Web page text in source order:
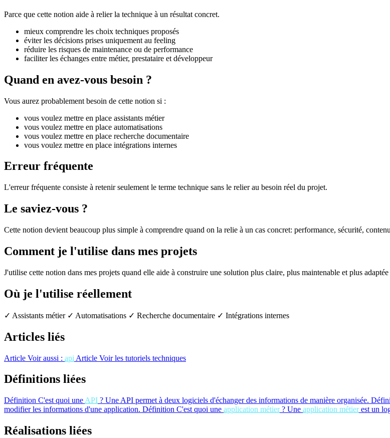
Parce que cette notion aide à relier la technique à un résultat concret.
mieux comprendre les choix techniques proposés
éviter les décisions prises uniquement au feeling
réduire les risques de maintenance ou de performance
faciliter les échanges entre métier, prestataire et développeur
Quand en avez-vous besoin ?
Vous aurez probablement besoin de cette notion si :
vous voulez mettre en place assistants métier
vous voulez mettre en place automatisations
vous voulez mettre en place recherche documentaire
vous voulez mettre en place intégrations internes
Erreur fréquente
L'erreur fréquente consiste à retenir seulement le terme technique sans le relier au besoin réel du projet.
Le saviez-vous ?
Cette notion devient beaucoup plus simple à comprendre quand on la relie à un cas concret: performance, sécurité,
Comment je l'utilise dans mes projets
J'utilise cette notion dans mes projets quand elle aide à construire une solution plus claire, plus maintenable et plus
Où je l'utilise réellement
✓ Assistants métier ✓ Automatisations ✓ Recherche documentaire ✓ Intégrations internes
Articles liés
Article Voir aussi : api Article Voir les tutoriels techniques
Définitions liées
Définition C'est quoi une API ? Une API permet à deux logiciels d'échanger des informations de manière organisée.
modifier les informations d'une application. Définition C'est quoi une application métier? Une application métierest un
Réalisations liées